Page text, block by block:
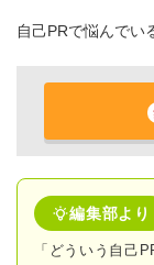
自己PRで悩んでい
編集部より
「どういう自己